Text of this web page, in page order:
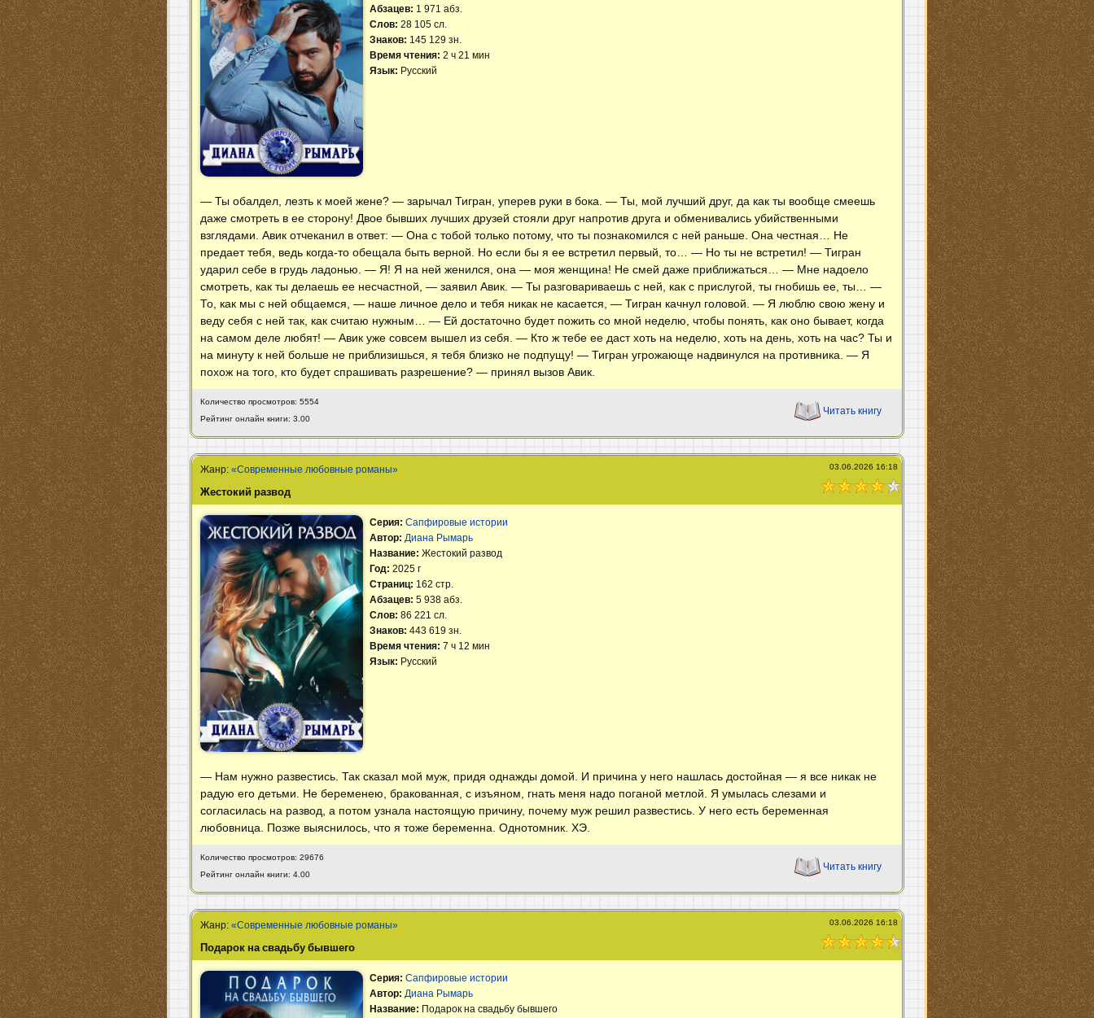
Абзацев: 1 971 абз.
Слов:28 105 сл.
Знаков: 145 129 зн.
Время чтения:2 ч 21 мин
Язык: Русский
— Ты обалдел, лезть к моей жене? — зарычал Тигран, уперев руки в бока. — Ты, мой лучший друг, да как ты вообще смеешь
даже смотреть в ее сторону! Двое бывших лучших друзей стояли друг напротив друга и обменивались убийственными
взглядами. Авик отчеканил в ответ: — Она с тобой только потому, что ты познакомился с ней раньше. Она честная… Не
предает тебя, ведь когда-то обещала быть верной. Но если бы я ее встретил первый, то… — Но ты не встретил! — Тигран
ударил себе в грудь ладонью. — Я! Я на ней женился, она — моя женщина! Не смей даже приближаться… — Мне надоело
смотреть, как ты делаешь ее несчастной, — заявил Авик. — Ты разговариваешь с ней, как с прислугой, ты гнобишь ее, ты… —
То, как мы с ней общаемся, — наше личное дело и тебя никак не касается, — Тигран качнул головой. — Я люблю свою жену и
веду себя с ней так, как считаю нужным… — Ей достаточно будет пожить со мной неделю, чтобы понять, как оно бывает, когда
на самом деле любят! — Авик уже совсем вышел из себя. — Кто ж тебе ее даст хоть на неделю, хоть на день, хоть на час? Ты и
на минуту к ней больше не приблизишься, я тебя близко не подпущу! — Тигран угрожающе надвинулся на противника. — Я
похож на того, кто будет спрашивать разрешение? — принял вызов Авик.
Количество просмотров: 5554
Рейтинг онлайн книги: 3.00
Читать книгу
Жанр:«Современные любовные романы»
Жестокий развод
03.06.2026 16:18
Серия:Сапфировые истории
Автор:Диана Рымарь
Название:Жестокий развод
Год:2025 г
Страниц: 162 стр.
Абзацев:5 938 абз.
Слов:86 221 сл.
Знаков:443 619 зн.
Время чтения:7 ч 12 мин
Язык: Русский
— Нам нужно развестись. Так сказал мой муж, придя однажды домой. И причина у него нашлась достойная — я все никак не
радую его детьми. Не беременею, бракованная, с изъяном, гнать меня надо поганой метлой. Я умылась слезами и
согласилась на развод, а потом узнала настоящую причину, почему муж решил развестись. У него есть беременная
любовница. Позже выяснилось, что я тоже беременна. Однотомник. ХЭ.
Количество просмотров: 29676
Рейтинг онлайн книги: 4.00
Читать книгу
Жанр:«Современные любовные романы»
Подарок на свадьбу бывшего
03.06.2026 16:18
Серия:Сапфировые истории
Автор:Диана Рымарь
Название: Подарок на свадьбу бывшего